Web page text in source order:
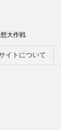
大作戦
イトについて